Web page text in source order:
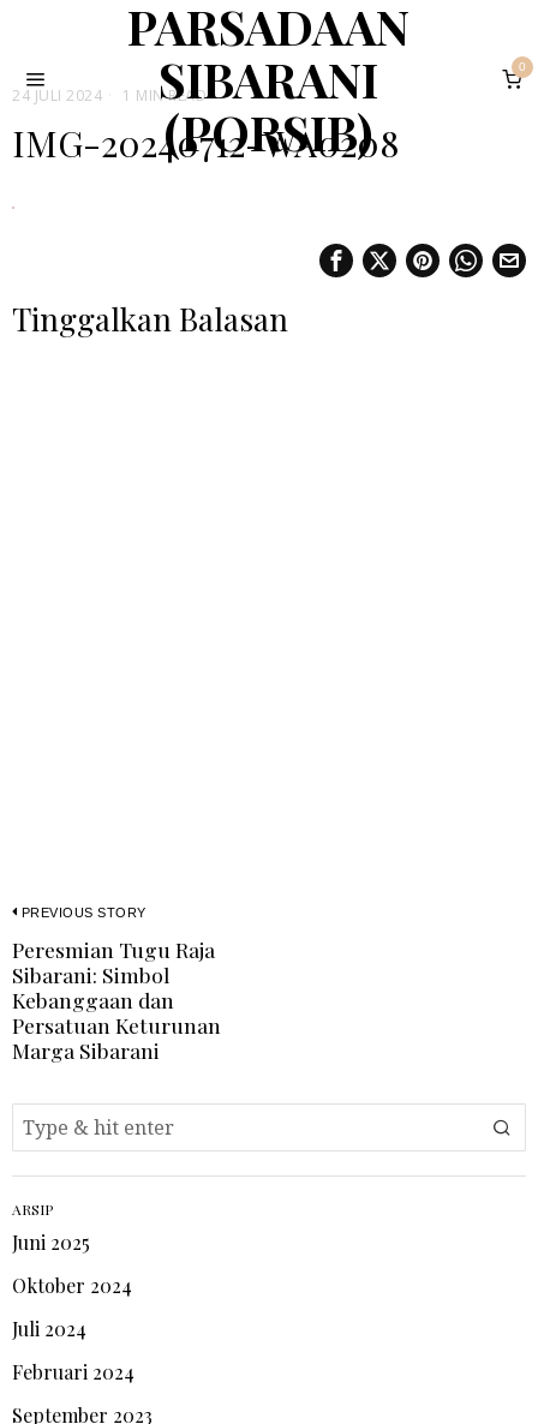
PARSADAAN
SIBARANI
(PORSIB)
0
24 JULI 2024 1 MIN READ
IMG-20240712-WA0208
Tinggalkan Balasan
PREVIOUS STORY
Peresmian Tugu Raja
Sibarani: Simbol
Kebanggaan dan
Persatuan Keturunan
Marga Sibarani
ARSIP
Juni 2025
Oktober 2024
Juli 2024
Februari 2024
September 2023